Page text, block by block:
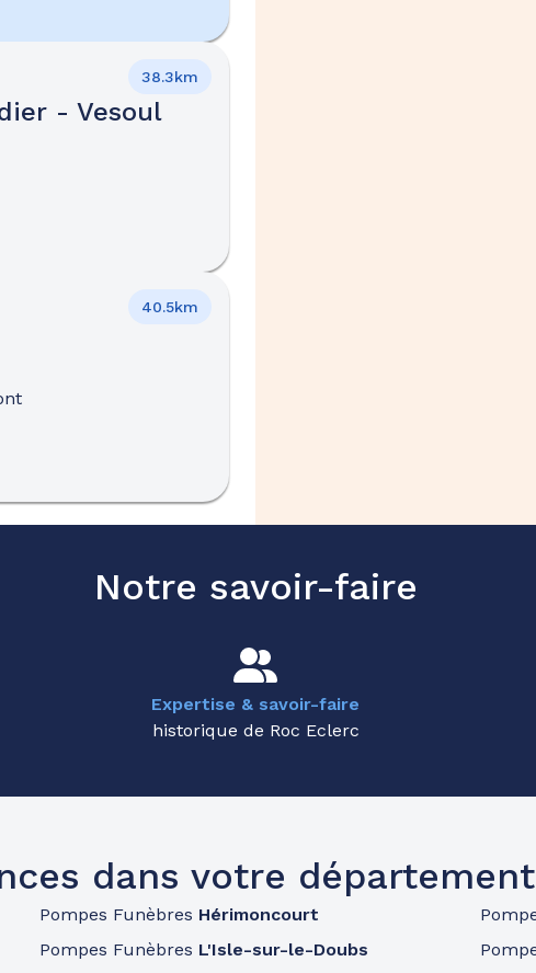
- Vesoul
38.3km
40.5km
Notre savoir-faire
Expertise & savoir-faire
historique de Roc Eclerc
dans votre
Pompes Funèbres Hérimoncourt
Pompes Funèbres L'Isle-sur-le-Doubs